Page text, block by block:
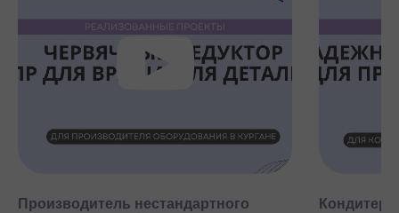
Производитель нестандартного